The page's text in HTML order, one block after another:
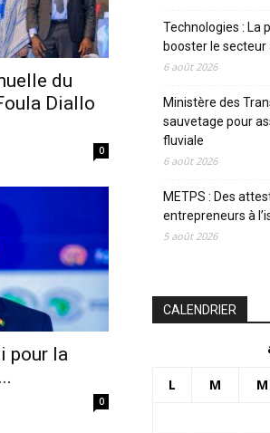
du
Diallo
0
pour la
0
Technologies : La
booster le secteur
6 août 2026
Ministère des
sauvetage pour
fluviale
6 août 2026
METPS : Des
entrepreneurs à
5 août 2026
CALENDRIER
L M M